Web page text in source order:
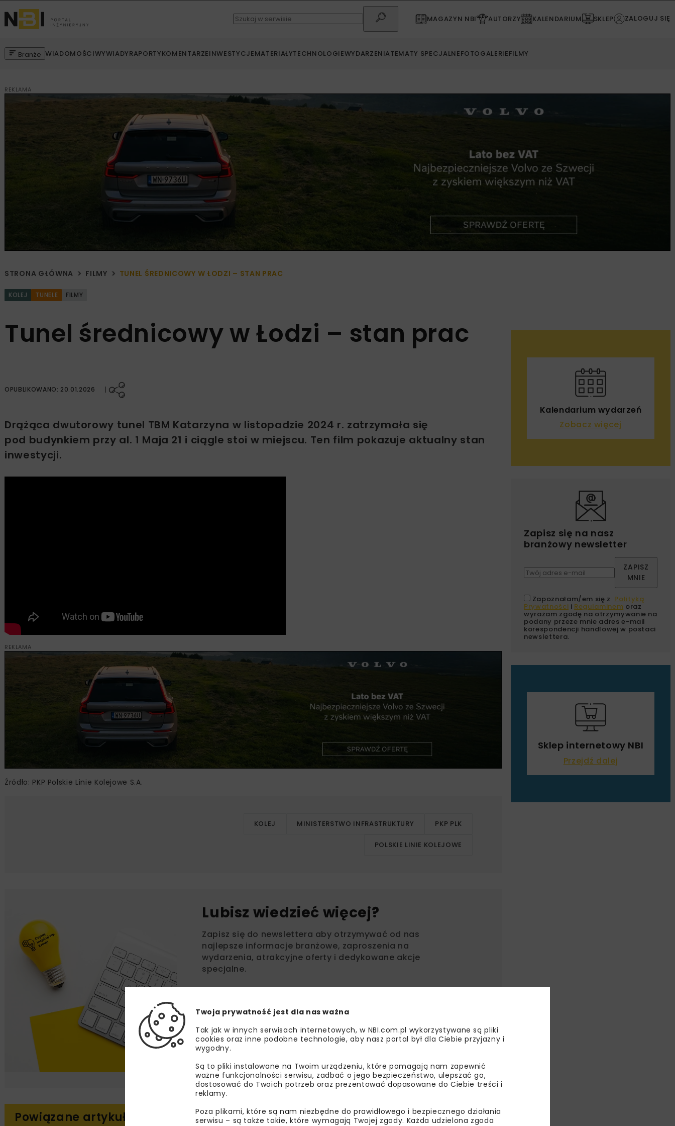
MAGAZYN NBI AUTORZY KALENDARIUM SKLEP ZALOGUJ SIĘ
Branże WIADOMOŚCIWYWIADYRAPORTYKOMENTARZEINWESTYCJEMATERIAŁYTECHNOLOGIEWYDARZENIATEMATY SPECJALNEFOTOGALERIEFILMY
REKLAMA
STRONA GŁÓWNA FILMY TUNEL ŚREDNICOWY W ŁODZI – STAN PRAC
KOLEJ TUNELE FILMY
Tunel średnicowy w Łodzi – stan prac
OPUBLIKOWANO: 20.01.2026
Drążąca dwutorowy tunel TBM Katarzyna w listopadzie 2024 r. zatrzymała się
pod budynkiem przy al. 1 Maja 21 i ciągle stoi w miejscu. Ten film pokazuje aktualny stan
inwestycji.
REKLAMA
Źródło: PKP Polskie Linie Kolejowe S.A.
KOLEJ MINISTERSTWO INFRASTRUKTURY PKP PLK
POLSKIE LINIE KOLEJOWE
Lubisz wiedzieć więcej?
Zapisz się do newslettera aby otrzymywać od nas
najlepsze informacje branżowe, zaproszenia na
wydarzenia, atrakcyjne oferty i dedykowane akcje
specjalne.
Zapoznałam/em się zPolityką Prywatności
wyrażam zgodę na otrzymywanie na podany przeze mnie adres e-
mail korespondencji handlowej w postaci newslettera.
Powiązane artykuły
Kalendarium wydarzeń
Zobacz więcej
Zapisz się na nasz
branżowy newsletter
ZAPISZ
MNIE
Zapoznałam/em się z Polityką
Prywatności i Regulaminem oraz
wyrażam zgodę na otrzymywanie na
podany przeze mnie adres e-mail
korespondencji handlowej w postaci
newslettera.
Sklep internetowy NBI
Przejdź dalej
Twoja prywatność jest dla nas ważna
Tak jak w innych serwisach internetowych, w NBI.com.pl wykorzystywane są pliki
cookies oraz inne podobne technologie, aby nasz portal był dla Ciebie przyjazny i
wygodny.
Są to pliki instalowane na Twoim urządzeniu, które pomagają nam zapewnić
ważne funkcjonalności serwisu, zadbać o jego bezpieczeństwo, ulepszać go,
dostosować do Twoich potrzeb oraz prezentować dopasowane do Ciebie treści i
reklamy.
Poza plikami, które są nam niezbędne do prawidłowego i bezpiecznego działania
serwisu – są także takie, które wymagają Twojej zgody. Każda udzielona zgoda